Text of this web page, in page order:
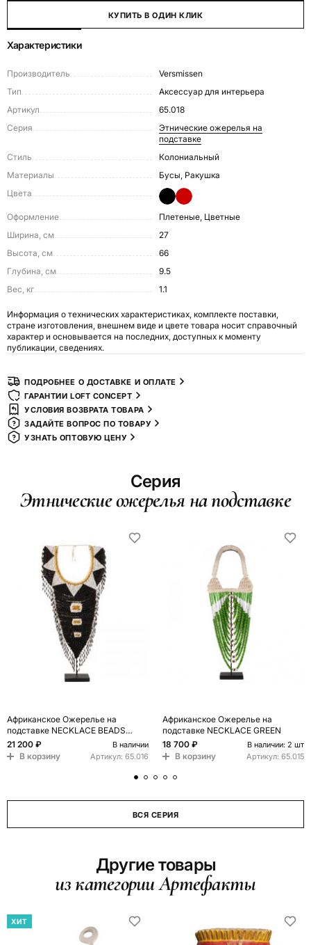
КУПИТЬ В ОДИН КЛИК
Характеристики
Производитель
Versmissen
Тип
Аксессуар для интерьера
Артикул
65.018
Серия
Этнические ожерелья на
подставке
Стиль
Колониальный
Материалы
Бусы, Ракушка
Цвета
Оформление
Плетеные, Цветные
Ширина, см
27
Высота, см
66
Глубина, см
9.5
Вес, кг
1.1
Информация о технических характеристиках, комплекте поставки,
стране изготовления, внешнем виде и цвете товара носит справочный
характер и основывается на последних, доступных к моменту
публикации, сведениях.
ПОДРОБНЕЕ О ДОСТАВКЕ И ОПЛАТЕ
ГАРАНТИИ LOFT CONCEPT
УСЛОВИЯ ВОЗВРАТА ТОВАРА
ЗАДАЙТЕ ВОПРОС ПО ТОВАРУ
УЗНАТЬ ОПТОВУЮ ЦЕНУ
Серия
Этнические ожерелья на подставке
Африканское Ожерелье на
подставке NECKLACE BEADS
BLACK WHITE MUSTARD
21 200 ₽ В наличии
В корзину Артикул: 65.016
Африканское Ожерелье на
подставке NECKLACE GREEN
18 700 ₽
В наличии: 2 шт
В корзину Артикул: 65.015
ВСЯ СЕРИЯ
Другие товары
из категории Артефакты
ХИТ